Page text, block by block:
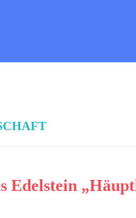
Edelstein